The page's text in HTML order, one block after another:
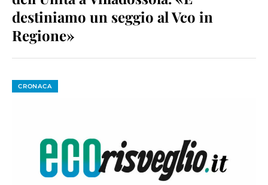
destiniamo un seggio al Vco in
Regione»
CRONACA